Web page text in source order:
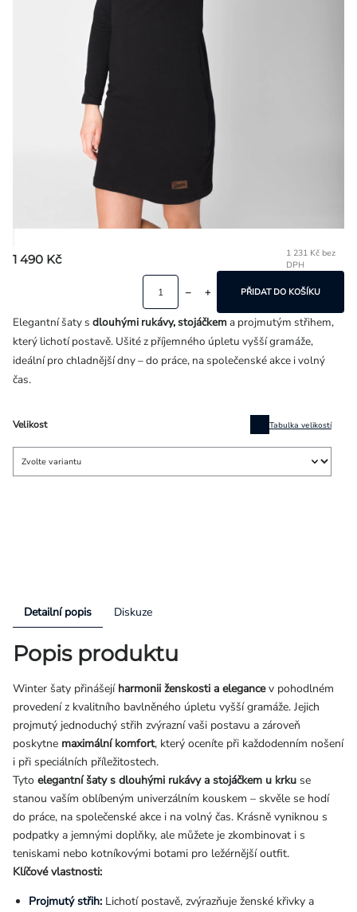
1 490 Kč
1 231 Kč bez
DPH
Velikost Tabulka velikostí
PŘIDAT DO KOŠÍKU
Elegantní šaty s dlouhými rukávy, stojáčkema projmutým střihem,
který lichotí postavě. Ušité z příjemného úpletu vyšší gramáže,
ideální pro chladnější dny – do práce, na společenské akce i volný
čas.
Detailní popis Diskuze
Popis produktu
Winter šaty přinášejí harmonii ženskosti a elegancev pohodlném
provedení z kvalitního bavlněného úpletu vyšší gramáže. Jejich
projmutý jednoduchý střih zvýrazní vaši postavu a zároveň
poskytne maximální komfort, který oceníte při každodenním nošení
i při speciálních příležitostech.
Tyto elegantní šaty s dlouhými rukávy a stojáčkem u krku se
stanou vaším oblíbeným univerzálním kouskem – skvěle se hodí
do práce, na společenské akce i na volný čas. Krásně vyniknou s
podpatky a jemnými doplňky, ale můžete je zkombinovat i s
teniskami nebo kotníkovými botami pro ležérnější outfit.
Klíčové vlastnosti:
Projmutý střih: Lichotí postavě, zvýrazňuje ženské křivky a